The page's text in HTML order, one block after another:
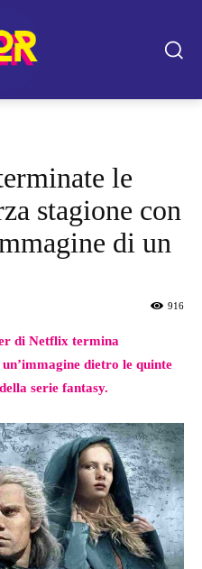
le
stagione con
di un
916
di Netflix termina
dietro le quinte
serie fantasy.